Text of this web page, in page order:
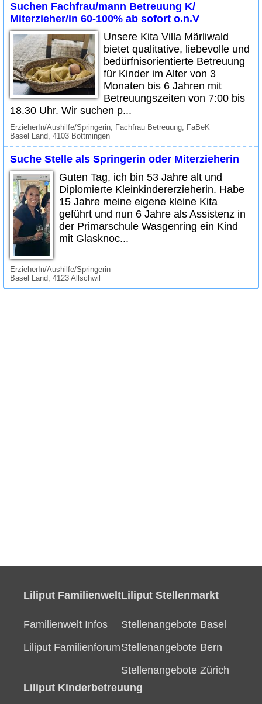
Suchen Fachfrau/mann Betreuung K/
Miterzieher/in 60-100% ab sofort o.n.V
Unsere Kita Villa Märliwald
bietet qualitative, liebevolle und
bedürfnisorientierte Betreuung
für Kinder im Alter von 3
Monaten bis 6 Jahren mit
Betreuungszeiten von 7:00 bis
18.30 Uhr. Wir suchen p...
ErzieherIn/Aushilfe/Springerin, Fachfrau Betreuung, FaBeK
Basel Land, 4103 Bottmingen
Suche Stelle als Springerin oder Miterzieherin
Guten Tag, ich bin 53 Jahre alt und
Diplomierte Kleinkindererzieherin. Habe
15 Jahre meine eigene kleine Kita
geführt und nun 6 Jahre als Assistenz in
der Primarschule Wasgenring ein Kind
mit Glasknoc...
ErzieherIn/Aushilfe/Springerin
Basel Land, 4123 Allschwil
Liliput Familienwelt
Familienwelt Infos
Liliput Familienforum
Liliput Stellenmarkt
Stellenangebote Basel
Stellenangebote Bern
Stellenangebote Zürich
Liliput Kinderbetreuung